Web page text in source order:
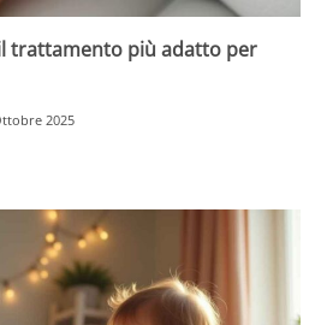
trattamento più adatto per
2025